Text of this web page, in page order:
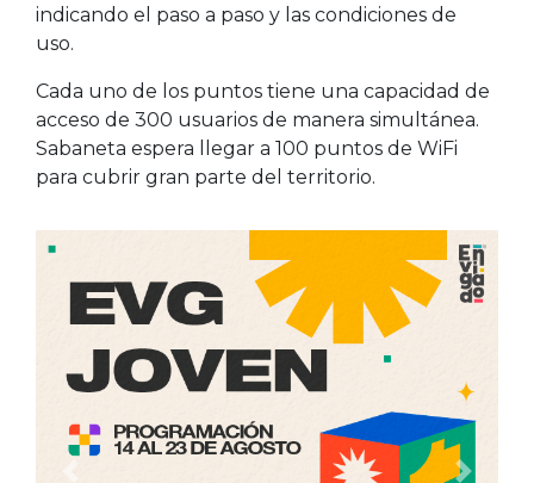
indicando el paso a paso y las condiciones de
uso.
Cada uno de los puntos tiene una capacidad de
acceso de 300 usuarios de manera simultánea.
Sabaneta espera llegar a 100 puntos de WiFi
para cubrir gran parte del territorio.